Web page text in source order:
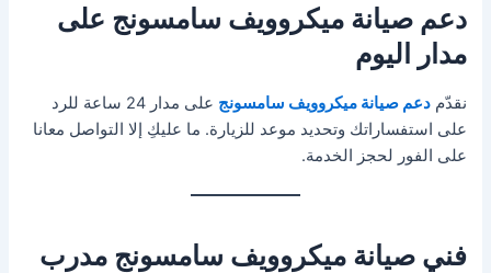
دعم صيانة ميكروويف سامسونج على
مدار اليوم
نقدّمدعم صيانة ميكروويف سامسونج
على مدار 24 ساعة للرد
على استفساراتك وتحديد موعد للزيارة. ما عليكِ إلا التواصل معانا
على الفور لحجز الخدمة.
فني صيانة ميكروويف سامسونج مدرب